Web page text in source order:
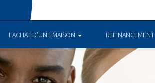
L’ACHAT D’UNE MAISON REFINANCEMENT